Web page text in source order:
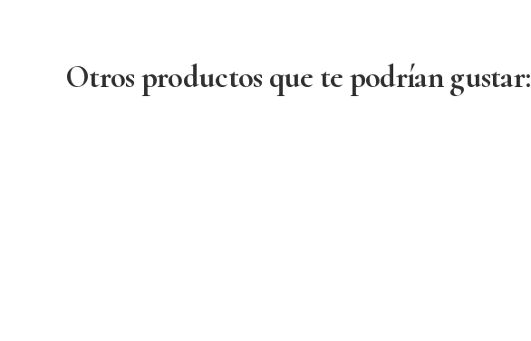
Otros productos que te podrían gustar: